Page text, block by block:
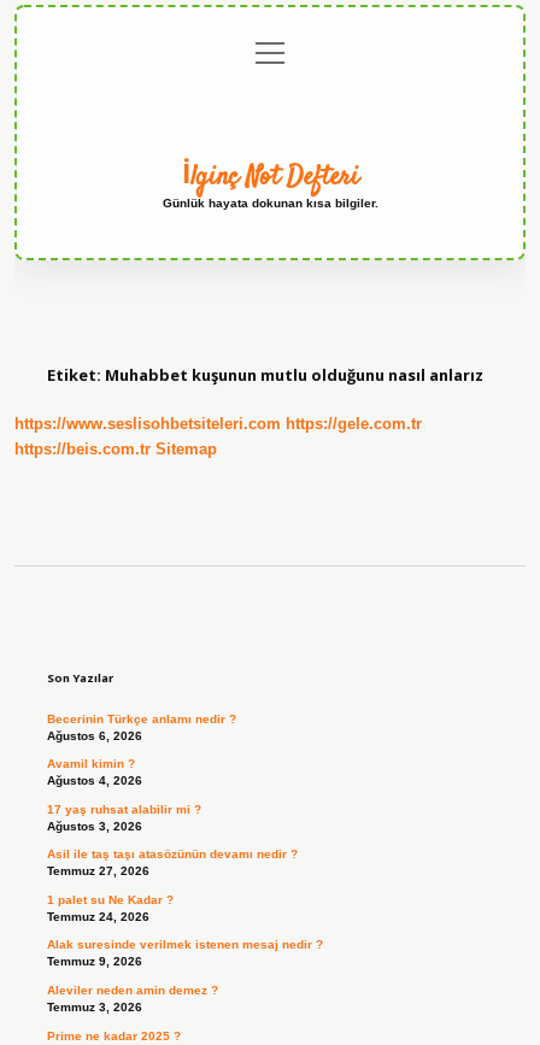
menüyü
aç
İlginç Not Defteri
Günlük hayata dokunan kısa bilgiler.
Etiket: Muhabbet kuşunun mutlu olduğunu nasıl anlarız
https://www.seslisohbetsiteleri.com https://gele.com.tr
https://beis.com.tr Sitemap
Son Yazılar
Becerinin Türkçe anlamı nedir ?
Ağustos 6, 2026
Avamil kimin ?
Ağustos 4, 2026
17 yaş ruhsat alabilir mi ?
Ağustos 3, 2026
Asil ile taş taşı atasözünün devamı nedir ?
Temmuz 27, 2026
1 palet su Ne Kadar ?
Temmuz 24, 2026
Alak suresinde verilmek istenen mesaj nedir ?
Temmuz 9, 2026
Aleviler neden amin demez ?
Temmuz 3, 2026
Prime ne kadar 2025 ?